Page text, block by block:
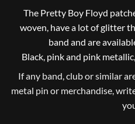
The Pretty Boy Floyd
woven, have a lot of glitter
band and are
Black, pink and pink
If any band, club or similar
metal pin or merchandise,